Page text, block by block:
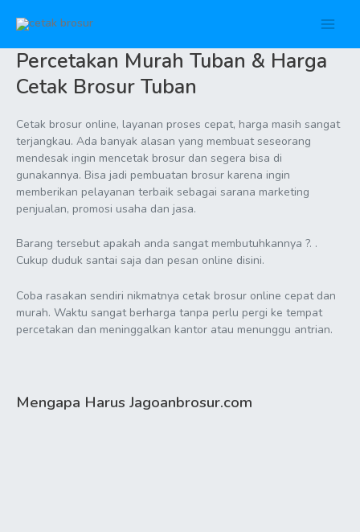
Percetakan Murah Tuban & Harga
Cetak Brosur Tuban
Cetak brosur online, layanan proses cepat, harga masih sangat
terjangkau. Ada banyak alasan yang membuat seseorang
mendesak ingin mencetak brosur dan segera bisa di
gunakannya. Bisa jadi pembuatan brosur karena ingin
memberikan pelayanan terbaik sebagai sarana marketing
penjualan, promosi usaha dan jasa.
Barang tersebut apakah anda sangat membutuhkannya ?. .
Cukup duduk santai saja dan pesan online disini.
Coba rasakan sendiri nikmatnya cetak brosur online cepat dan
murah. Waktu sangat berharga tanpa perlu pergi ke tempat
percetakan dan meninggalkan kantor atau menunggu antrian.
Mengapa Harus Jagoanbrosur.com